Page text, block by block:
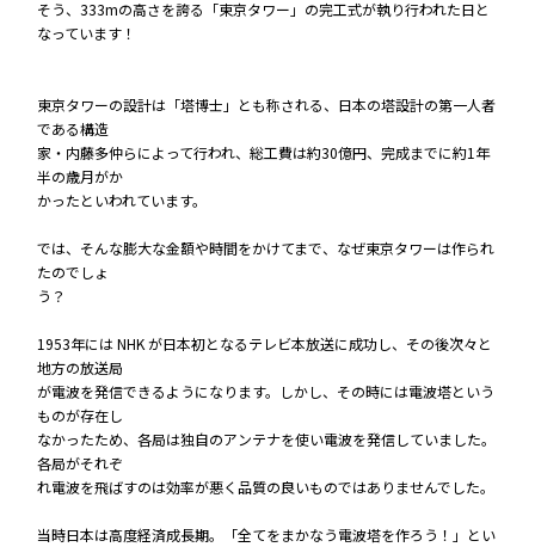
そう、333mの高さを誇る「東京タワー」の完工式が執り行われた日と
なっています！
東京タワーの設計は「塔博士」とも称される、日本の塔設計の第一人者
である構造
家・内藤多仲らによって行われ、総工費は約30億円、完成までに約1年
半の歳月がか
かったといわれています。
では、そんな膨大な金額や時間をかけてまで、なぜ東京タワーは作られ
たのでしょ
う？
1953年には NHK が日本初となるテレビ本放送に成功し、その後次々と
地方の放送局
が電波を発信できるようになります。しかし、その時には電波塔という
ものが存在し
なかったため、各局は独自のアンテナを使い電波を発信していました。
各局がそれぞ
れ電波を飛ばすのは効率が悪く品質の良いものではありませんでした。
当時日本は高度経済成長期。「全てをまかなう電波塔を作ろう！」とい